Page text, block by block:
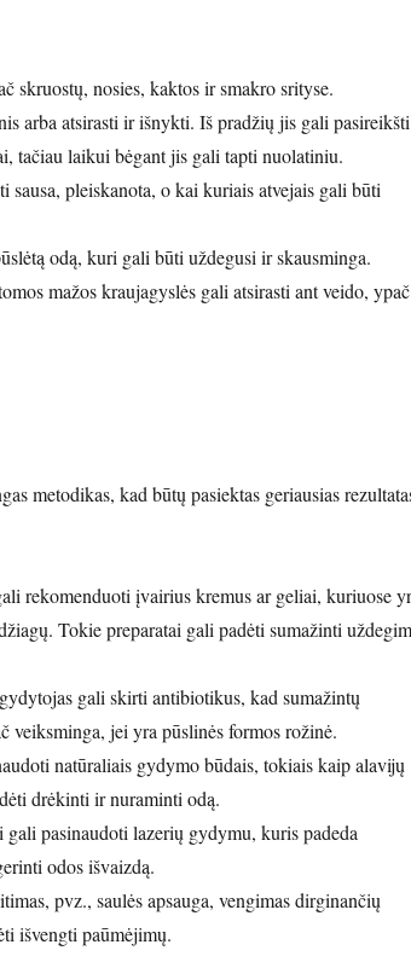
skruostų, nosies, kaktos ir smakro srityse.
arba atsirasti ir išnykti. Iš pradžių jis gali pasireikšti
tačiau laikui bėgant jis gali tapti nuolatiniu.
sausa, pleiskanota, o kai kuriais atvejais gali būti
odą, kuri gali būti uždegusi ir skausminga.
mažos kraujagyslės gali atsirasti ant veido, ypač
metodikas, kad būtų pasiektas geriausias
rekomenduoti įvairius kremus ar geliai, kuriuose
Tokie preparatai gali padėti sumažinti
gali skirti antibiotikus, kad sumažintų
veiksminga, jei yra pūslinės formos rožinė.
natūraliais gydymo būdais, tokiais kaip alavijų
drėkinti ir nuraminti odą.
pasinaudoti lazerių gydymu, kuris padeda
odos išvaizdą.
pvz., saulės apsauga, vengimas dirginančių
išvengti paūmėjimų.